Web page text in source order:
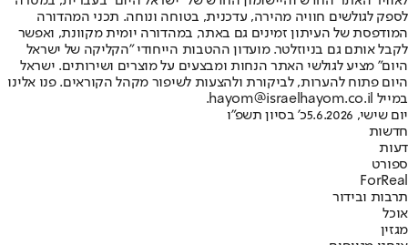
לספק לגולשים חוויה מהירה, עדכנית, בטוחה ונוחה. תכני המהדורה
המודפסת של העיתון זמינים גם באתר, במהדורה יומית מקוונת, ואפשר
לקבל אותם גם בניוזלטר. מועדון ההטבות הייחודי "הקליקה של ישראל
היום" מציע לגולשי האתר הנחות ומבצעים על מוצרים ושירותים. ישראל
היום פתוח להערות, לביקורת ולהצעות לשיפור מקהל הקוראים. פנו אלינו
במייל hayom@israelhayom.co.il.
יום שישי, 5.6.2026
כ' בסיון תשפ"ו
חדשות
דעות
ספורט
ForReal
תרבות ובידור
אוכל
מגזין